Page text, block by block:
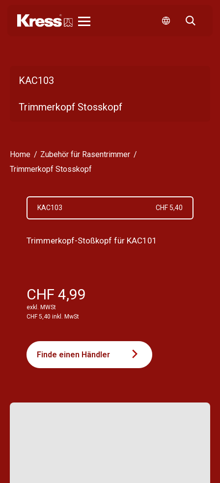
KAC103
Trimmerkopf Stosskopf
Home
Zubehör für Rasentrimmer
Trimmerkopf Stosskopf
KAC103 CHF 5,40
Trimmerkopf-Stoßkopf für KAC101
CHF 4,99
exkl. MWSt
CHF 5,40 inkl. MwSt
Finde einen Händler